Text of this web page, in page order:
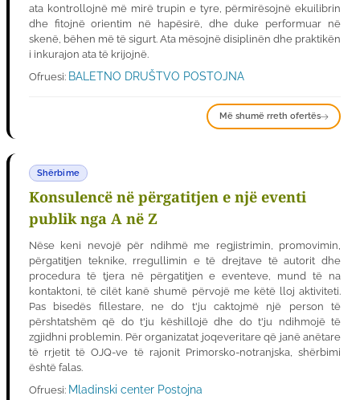
ata kontrollojnë më mirë trupin e tyre, përmirësojnë ekuilibrin
dhe fitojnë orientim në hapësirë, dhe duke performuar në
skenë, bëhen më të sigurt. Ata mësojnë disiplinën dhe praktikën
i inkurajon ata të krijojnë.
Ofruesi: BALETNO DRUŠTVO POSTOJNA
Më shumë rreth ofertës
Shërbime
Konsulencë në përgatitjen e një eventi
publik nga A në Z
Nëse keni nevojë për ndihmë me regjistrimin, promovimin,
përgatitjen teknike, rregullimin e të drejtave të autorit dhe
procedura të tjera në përgatitjen e eventeve, mund të na
kontaktoni, të cilët kanë shumë përvojë me këtë lloj aktiviteti.
Pas bisedës fillestare, ne do t'ju caktojmë një person të
përshtatshëm që do t'ju këshillojë dhe do t'ju ndihmojë të
zgjidhni problemin. Për organizatat joqeveritare që janë anëtare
të rrjetit të OJQ-ve të rajonit Primorsko-notranjska, shërbimi
është falas.
Ofruesi: Mladinski center Postojna